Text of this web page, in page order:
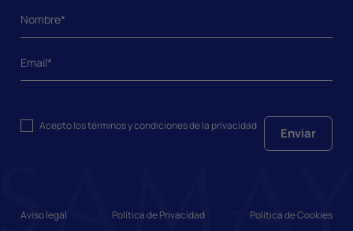
Acepto lostérminos y condicionesde la privacidad Enviar
Aviso legal Política de Privacidad Política de Cookies